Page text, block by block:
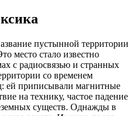
пустынной территории
место стало известно
с радиосвязью и странных
со временем
ей приписывали магнитные
на технику, частое падение
существ. Однажды в